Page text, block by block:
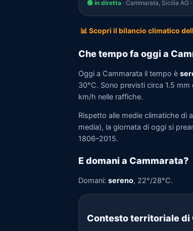
🟢 in diretta · Cammarata, Sicilia AG
📊 Scopri il bilancio climatico
Che tempo fa oggi a
Oggi a Cammarata il tempo è
30°C. Sono previsti circa 1.5
km/h nelle raffiche.
Rispetto alle medie climatiche di
media), la giornata di oggi si
1806–2015.
E domani a Cammarata?
Domani: sereno, 22°/28°C.
Contesto territoriale di